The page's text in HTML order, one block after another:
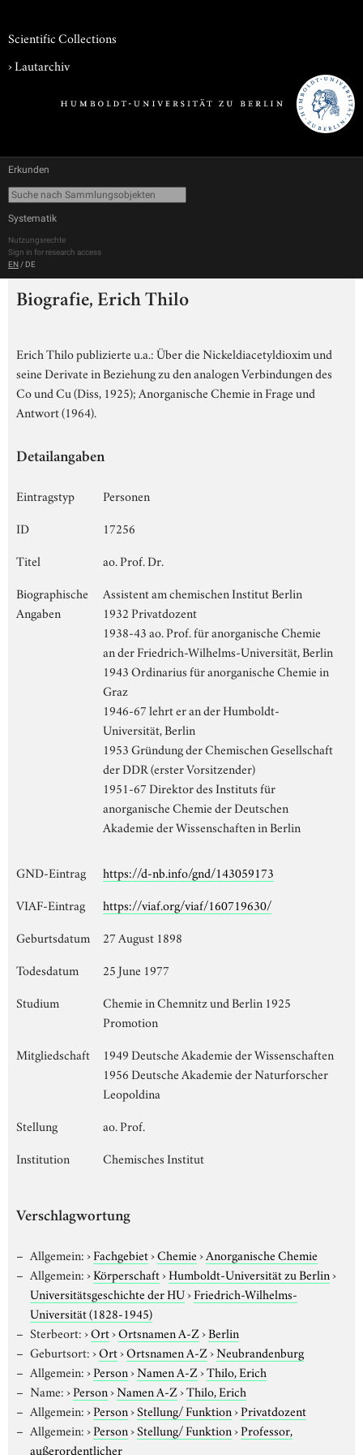
Scientific Collections
›Lautarchiv
Erkunden
Systematik
Nutzungsrechte
Sign in for research access
EN / DE
Biografie, Erich Thilo
Erich Thilo publizierte u.a.: Über die Nickeldiacetyldioxim und
seine Derivate in Beziehung zu den analogen Verbindungen des
Co und Cu (Diss, 1925); Anorganische Chemie in Frage und
Antwort (1964).
Detailangaben
Eintragstyp
Personen
ID
17256
Titel
ao. Prof. Dr.
Biographische
Angaben
Assistent am chemischen Institut Berlin
1932 Privatdozent
1938-43 ao. Prof. für anorganische Chemie
an der Friedrich-Wilhelms-Universität, Berlin
1943 Ordinarius für anorganische Chemie in
Graz
1946-67 lehrt er an der Humboldt-
Universität, Berlin
1953 Gründung der Chemischen Gesellschaft
der DDR (erster Vorsitzender)
1951-67 Direktor des Instituts für
anorganische Chemie der Deutschen
Akademie der Wissenschaften in Berlin
GND-Eintrag
https://d-nb.info/gnd/143059173
VIAF-Eintrag
https://viaf.org/viaf/160719630/
Geburtsdatum
27 August 1898
Todesdatum
25 June 1977
Studium
Chemie in Chemnitz und Berlin 1925
Promotion
Mitgliedschaft
1949 Deutsche Akademie der Wissenschaften
1956 Deutsche Akademie der Naturforscher
Leopoldina
Stellung
ao. Prof.
Institution
Chemisches Institut
Verschlagwortung
Allgemein:›Fachgebiet›Chemie›Anorganische Chemie
Allgemein:›Körperschaft›Humboldt-Universität zu Berlin›
Universitätsgeschichte der HU›Friedrich-Wilhelms-
Universität (1828-1945)
Sterbeort:›Ort›Ortsnamen A-Z›Berlin
Geburtsort:›Ort›Ortsnamen A-Z›Neubrandenburg
Allgemein:›Person›Namen A-Z›Thilo, Erich
Name:›Person›Namen A-Z›Thilo, Erich
Allgemein:›Person›Stellung/ Funktion›Privatdozent
Allgemein:›Person›Stellung/ Funktion›Professor,
außerordentlicher